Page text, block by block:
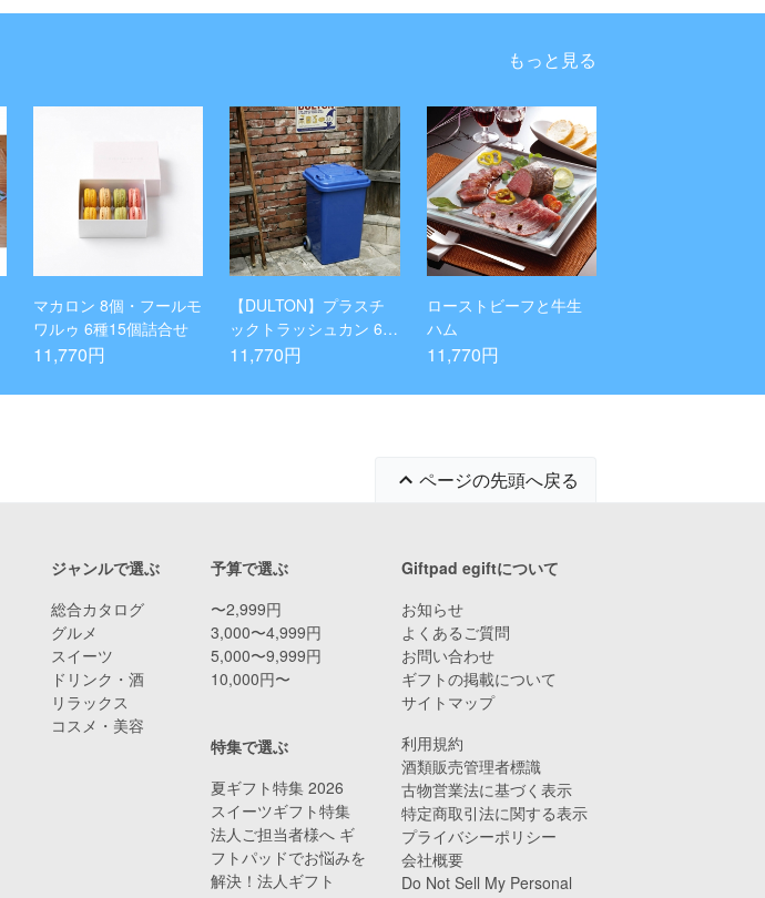
もっと見る
マカロン 8個・フールモ
ワルゥ 6種15個詰合せ
11,770円
【DULTON】プラスチ
ックトラッシュカン 65
L(全5色)
11,770円
ローストビーフと牛生
ハム
11,770円
ページの先頭へ戻る
予算で選ぶ
〜2,999円
3,000〜4,999円
5,000〜9,999円
10,000円〜
ジャンルで選ぶ
総合カタログ
グルメ
スイーツ
ドリンク・酒
リラックス
コスメ・美容
特集で選ぶ
夏ギフト特集 2026
スイーツギフト特集
法人ご担当者様へ ギ
フトパッドでお悩みを
解決！法人ギフト
Giftpad egiftについて
お知らせ
よくあるご質問
お問い合わせ
ギフトの掲載について
サイトマップ
利用規約
酒類販売管理者標識
古物営業法に基づく表示
特定商取引法に関する表示
プライバシーポリシー
会社概要
Do Not Sell My Personal